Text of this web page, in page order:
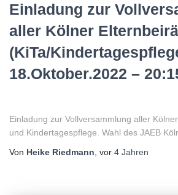
Einladung zur
aller Kölner
(KiTa/
18.Oktober.2022 –
Einladung zur Vollversammlung aller
und Kindertagespflege. Wahl des JAEB
Von Heike Riedmann, vor 4 Jahren